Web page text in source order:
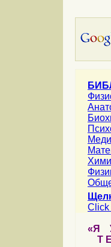
Click
«Я
Т